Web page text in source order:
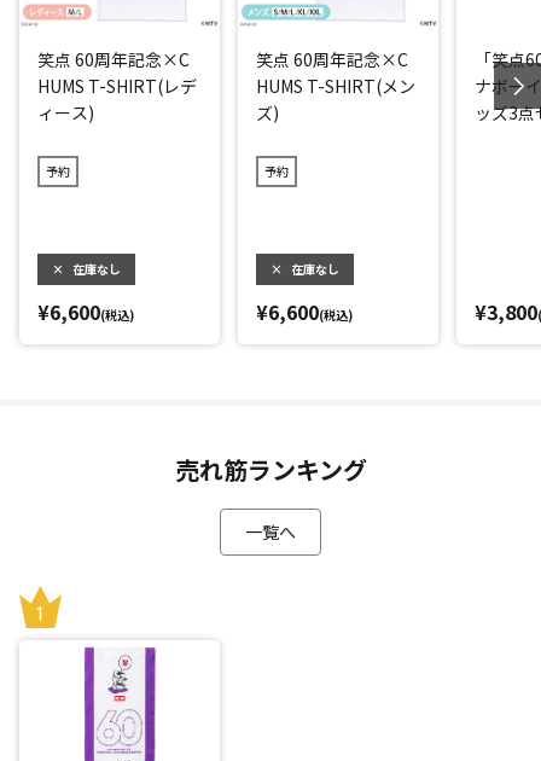
笑点 60周年記念×C
HUMS T-SHIRT(レデ
ィース)
予約
× 在庫なし
¥6,600(税込)
笑点 60周年記念×C
HUMS T-SHIRT(メン
ズ)
予約
× 在庫なし
¥6,600(税込)
「笑点
ナボー
ッズ3点
¥3,800
売れ筋ランキング
一覧へ